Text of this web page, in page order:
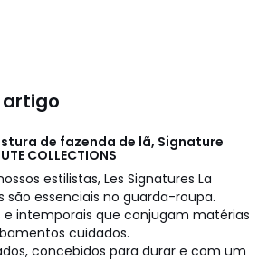
artigo
de fazenda de lã, Signature
COLLECTIONS
estilistas, Les Signatures La
são essenciais no guarda-roupa.
e intemporais que conjugam matérias
cuidados.
concebidos para durar e com um